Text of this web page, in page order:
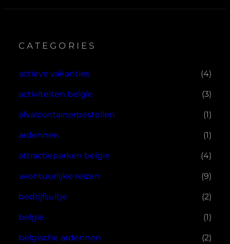
CATEGORIES
actieve vakanties (4)
activiteiten belgie (3)
afvalcontainerbestellen (1)
ardennen (1)
attractieparken belgie (4)
avontuurlijke reizen (9)
bedrijfsuitje (2)
belgie (1)
belgische ardennen (2)